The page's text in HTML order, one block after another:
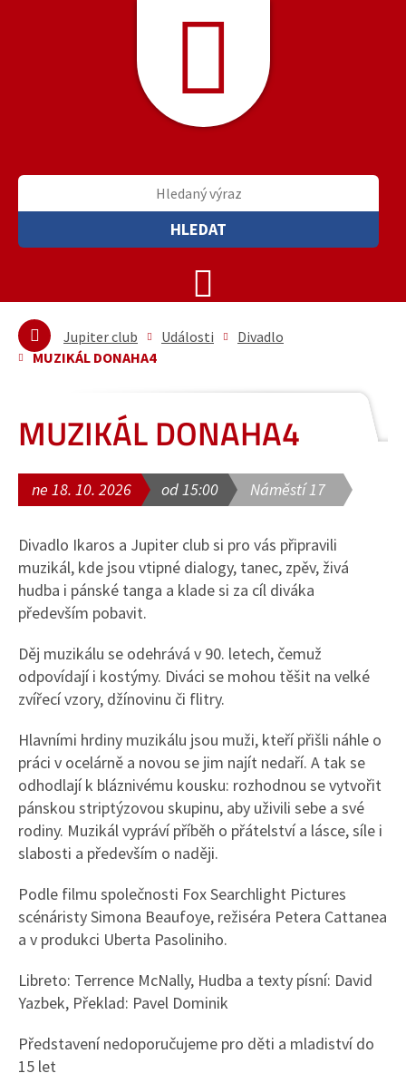
HLEDAT
Jupiter club Události
Divadlo
MUZIKÁL DONAHA4
MUZIKÁL DONAHA4
ne 18. 10. 2026 od 15:00 Náměstí 17
Divadlo Ikaros a Jupiter club si pro vás připravili
muzikál, kde jsou vtipné dialogy, tanec, zpěv, živá
hudba i pánské tanga a klade si za cíl diváka
především pobavit.
Děj muzikálu se odehrává v 90. letech, čemuž
odpovídají i kostýmy. Diváci se mohou těšit na velké
zvířecí vzory, džínovinu či flitry.
Hlavními hrdiny muzikálu jsou muži, kteří přišli náhle o
práci v ocelárně a novou se jim najít nedaří. A tak se
odhodlají k bláznivému kousku: rozhodnou se vytvořit
pánskou striptýzovou skupinu, aby uživili sebe a své
rodiny. Muzikál vypráví příběh o přátelství a lásce, síle i
slabosti a především o naději.
Podle filmu společnosti Fox Searchlight Pictures
scénáristy Simona Beaufoye, režiséra Petera Cattanea
a v produkci Uberta Pasoliniho.
Libreto: Terrence McNally, Hudba a texty písní: David
Yazbek, Překlad: Pavel Dominik
Představení nedoporučujeme pro děti a mladiství do
15 let